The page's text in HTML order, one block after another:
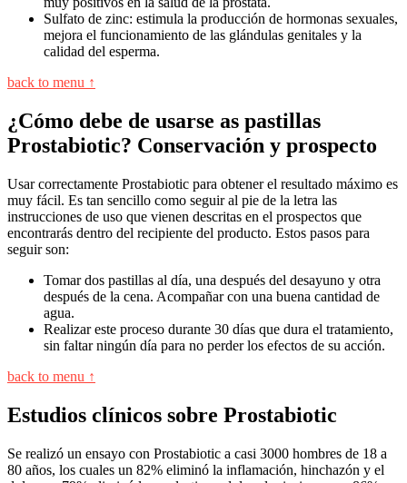
Sulfato de zinc: estimula la producción de hormonas sexuales,
mejora el funcionamiento de las glándulas genitales y la
calidad del esperma.
back to menu ↑
¿Cómo debe de usarse as pastillas
Prostabiotic? Conservación y prospecto
Usar correctamente Prostabiotic para obtener el resultado máximo es
muy fácil. Es tan sencillo como seguir al pie de la letra las
instrucciones de uso que vienen descritas en el prospectos que
encontrarás dentro del recipiente del producto. Estos pasos para
seguir son:
Tomar dos pastillas al día, una después del desayuno y otra
después de la cena. Acompañar con una buena cantidad de
agua.
Realizar este proceso durante 30 días que dura el tratamiento,
sin faltar ningún día para no perder los efectos de su acción.
back to menu ↑
Estudios clínicos sobre Prostabiotic
Se realizó un ensayo con Prostabiotic a casi 3000 hombres de 18 a
80 años, los cuales un 82% eliminó la inflamación, hinchazón y el